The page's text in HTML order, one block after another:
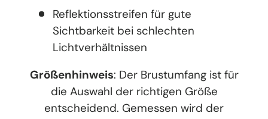
Reflektionsstreifen für gute
Sichtbarkeit bei schlechten
Lichtverhältnissen
Größenhinweis: Der Brustumfang ist für
die Auswahl der richtigen Größe
entscheidend. Gemessen wird der